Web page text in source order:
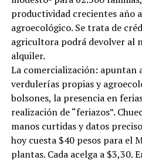
productividad crecientes año
agroecológico. Se trata de
agricultora podrá devolver al
alquiler.
La comercialización: apuntan
verdulerías propias y
bolsones, la presencia en
realización de “feriazos”.
manos curtidas y datos
hoy cuesta $40 pesos para el
plantas. Cada acelga a $3,30.